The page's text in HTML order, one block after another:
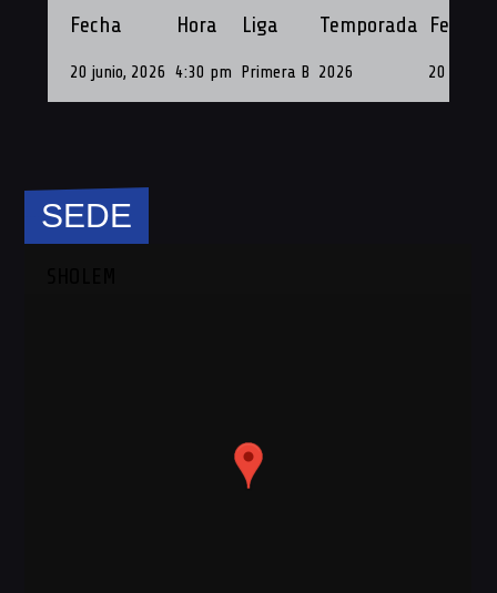
Fecha Hora Liga Temporada Fecha
20 junio, 2026 4:30 pm Primera B 2026 20 de
SEDE